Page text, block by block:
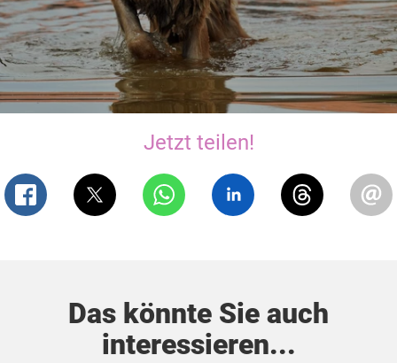
Jetzt teilen!
Das könnte Sie auch
interessieren...